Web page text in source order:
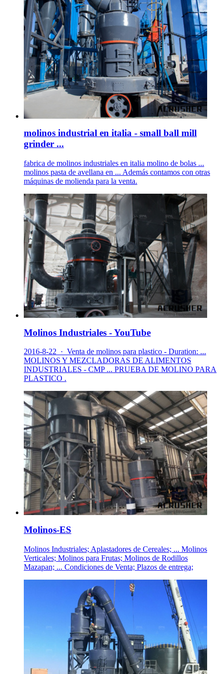
molinos industrial en italia - small ball mill
grinder ...
fabrica de molinos industriales en italia molino de bolas ...
molinos pasta de avellana en ... Además contamos con otras
máquinas de molienda para la venta.
Molinos Industriales - YouTube
2016-8-22 · Venta de molinos para plastico - Duration: ...
MOLINOS Y MEZCLADORAS DE ALIMENTOS
INDUSTRIALES - CMP ... PRUEBA DE MOLINO PARA
PLASTICO .
Molinos-ES
Molinos Industriales; Aplastadores de Cereales; ... Molinos
Verticales; Molinos para Frutas; Molinos de Rodillos
Mazapan; ... Condiciones de Venta; Plazos de entrega;